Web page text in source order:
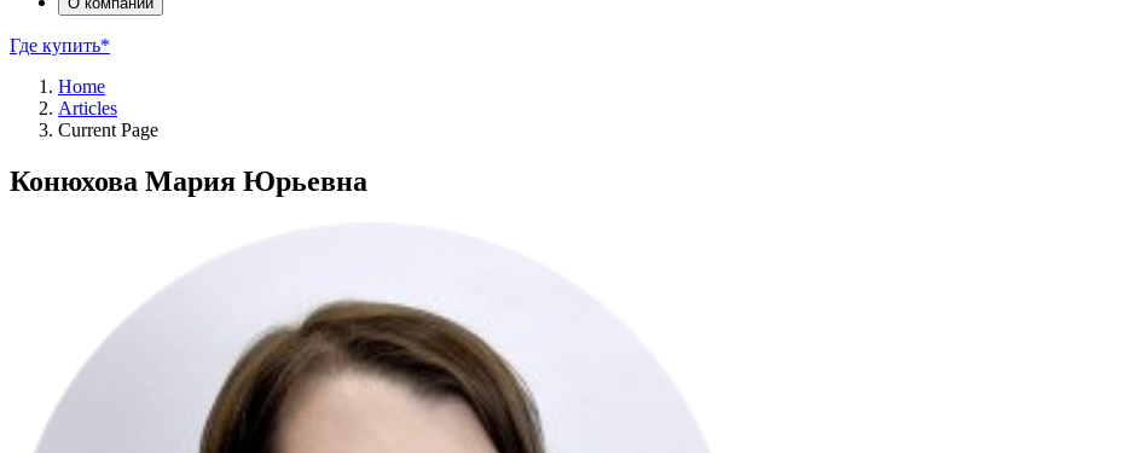
Где купить*
Home
Articles
Current Page
Конюхова Мария Юрьевна